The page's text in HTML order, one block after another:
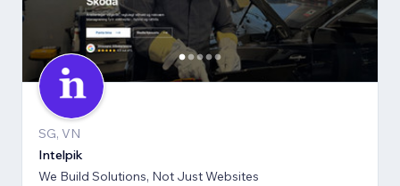
SG, VN
Intelpik
We Build Solutions, Not Just Websites